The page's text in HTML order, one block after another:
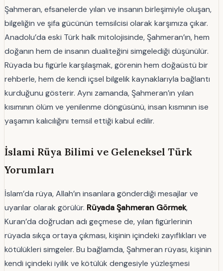
Şahmeran, efsanelerde yılan ve insanın birleşimiyle oluşan,
bilgeliğin ve şifa gücünün temsilcisi olarak karşımıza çıkar.
Anadolu’da eski Türk halk mitolojisinde, Şahmeran’ın, hem
doğanın hem de insanın dualiteğini simgelediği düşünülür.
Rüyada bu figürle karşılaşmak, görenin hem doğaüstü bir
rehberle, hem de kendi içsel bilgelik kaynaklarıyla bağlantı
kurduğunu gösterir. Aynı zamanda, Şahmeran’ın yılan
kısımının ölüm ve yenilenme döngüsünü, insan kısmının ise
yaşamın kalıcılığını temsil ettiği kabul edilir.
İslami Rüya Bilimi ve Geleneksel Türk
Yorumları
İslam’da rüya, Allah’ın insanlara gönderdiği mesajlar ve
uyarılar olarak görülür. Rüyada Şahmeran Görmek,
Kuran’da doğrudan adı geçmese de, yılan figürlerinin
rüyada sıkça ortaya çıkması, kişinin içindeki zayıflıkları ve
kötülükleri simgeler. Bu bağlamda, Şahmeran rüyası, kişinin
kendi içindeki iyilik ve kötülük dengesiyle yüzleşmesi